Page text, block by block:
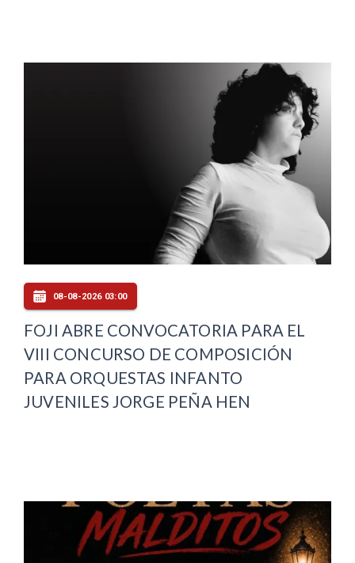
08-08-2026 03:00
FOJI ABRE CONVOCATORIA PARA EL
VIII CONCURSO DE COMPOSICIÓN
PARA ORQUESTAS INFANTO
JUVENILES JORGE PEÑA HEN